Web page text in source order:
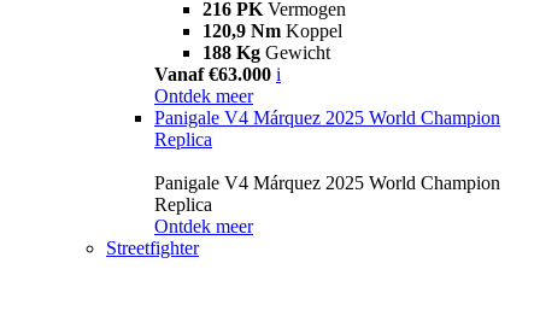
216 PK Vermogen
120,9 Nm Koppel
188 Kg Gewicht
Vanaf €63.000 i
Ontdek meer
Panigale V4 Márquez 2025 World Champion
Replica
Panigale V4 Márquez 2025 World Champion
Replica
Ontdek meer
Streetfighter